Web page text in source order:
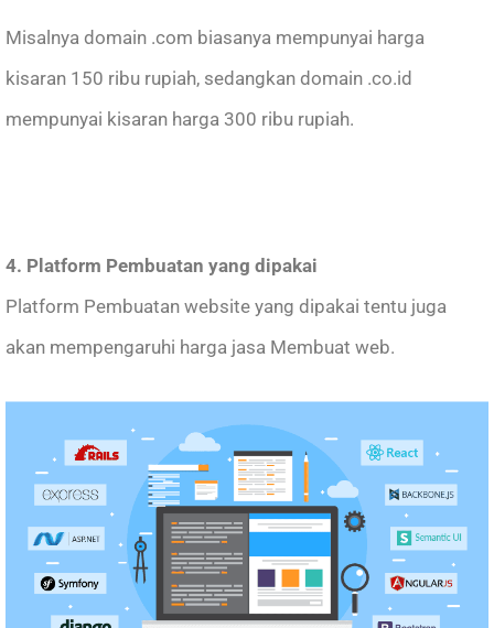
Misalnya domain .com biasanya mempunyai harga
kisaran 150 ribu rupiah, sedangkan domain .co.id
mempunyai kisaran harga 300 ribu rupiah.
4. Platform Pembuatan yang dipakai
Platform Pembuatan website yang dipakai tentu juga
akan mempengaruhi harga jasa Membuat web.